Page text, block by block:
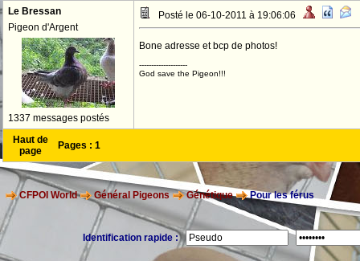
Le Bressan
Pigeon d'Argent
1337 messages postés
Posté le 06-10-2011 à 19:06:06
Bone adresse et bcp de photos!
--------------------
God save the Pigeon!!!
Haut de
page
Pages : 1
CFPOI World Général Pigeons Génétique Pour les férus
Identification rapide :